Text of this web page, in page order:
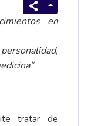
en
tratar de